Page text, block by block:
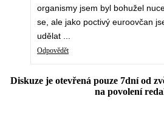
organismy jsem byl bohužel
se, ale jako poctivý euroovčan
udělat ...
Odpovědět
Diskuze je otevřená pouze 7dní od
na povolení